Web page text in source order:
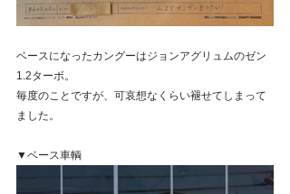
ベースになったカングーはジョンアグリュムのゼン
1.2ターボ。
毎度のことですが、可哀想なくらい褪せてしまって
ました。
▼ベース車輌